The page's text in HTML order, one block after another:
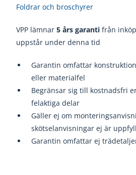
Foldrar och broschyrer
VPP lämnar5 års garanti från
uppstår under denna tid
Garantin omfattar
eller materialfel
Begränsar sig till kostnadsfri
felaktiga delar
Gäller ej om
skötselanvisningar ejär
Garantin omfattar ej